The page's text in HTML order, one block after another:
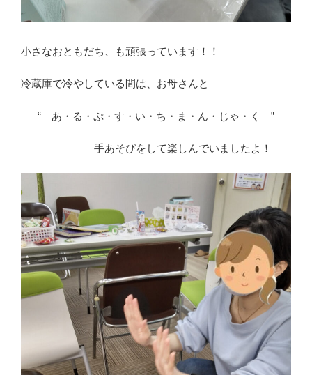
小さなおともだち、も頑張っています！！
冷蔵庫で冷やしている間は、お母さんと
“ あ・る・ぷ・す・い・ち・ま・ん・じゃ・く ”
手あそびをして楽しんでいましたよ！